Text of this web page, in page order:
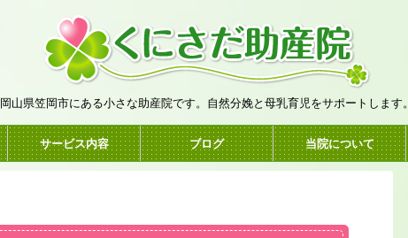
岡山県笠岡市にある小さな助産院です。自然分娩と母乳育児をサポートします。
サービス内容 ブログ 当院について